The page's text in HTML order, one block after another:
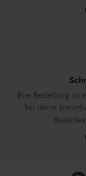
Ihre Bestellung ist
bei Ihnen